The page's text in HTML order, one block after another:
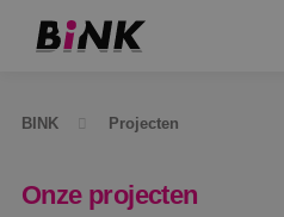
BINK Projecten
Onze projecten